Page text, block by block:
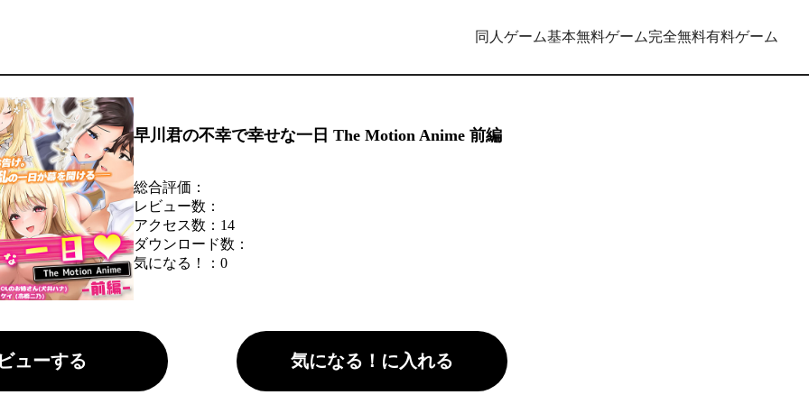
同人ゲーム基本無料ゲーム完全無料有料ゲーム
早川君の不幸で幸せな一日 The Motion Anime 前編
総合評価：
レビュー数：
アクセス数：14
ダウンロード数：
気になる！： 0
ューする 気になる！に入れる